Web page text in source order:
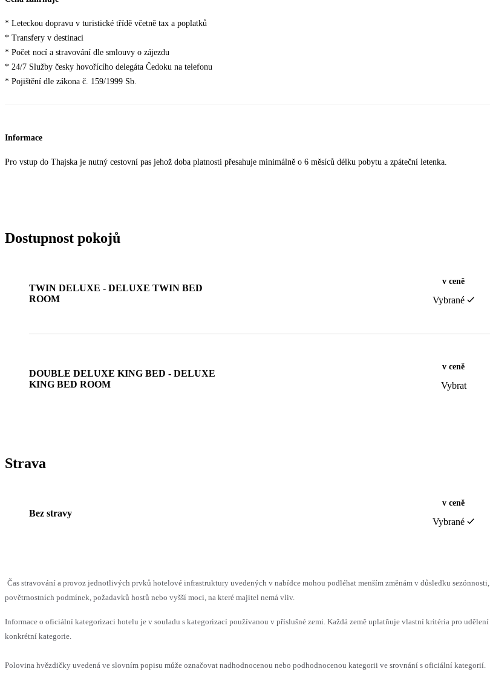
* Leteckou dopravu v turistické třídě včetně tax a poplatků
* Transfery v destinaci
* Počet nocí a stravování dle smlouvy o zájezdu
* 24/7 Služby česky hovořícího delegáta Čedoku na telefonu
* Pojištění dle zákona č. 159/1999 Sb.
Informace
Pro vstup do Thajska je nutný cestovní pas jehož doba platnosti přesahuje minimálně o 6 měsíců délku pobytu a zpáteční letenka.
Dostupnost pokojů
TWIN DELUXE - DELUXE TWIN BED
ROOM
v ceně
Vybrané
DOUBLE DELUXE KING BED - DELUXE
KING BED ROOM
v ceně
Vybrat
Strava
Bez stravy
v ceně
Vybrané
Čas stravování a provoz jednotlivých prvků hotelové infrastruktury uvedených v nabídce mohou podléhat menším změnám v důsledku sezónnosti,
povětrnostních podmínek, požadavků hostů nebo vyšší moci, na které majitel nemá vliv.
Informace o oficiální kategorizaci hotelu je v souladu s kategorizací používanou v příslušné zemi. Každá země uplatňuje vlastní kritéria pro udělení
konkrétní kategorie.
Polovina hvězdičky uvedená ve slovním popisu může označovat nadhodnocenou nebo podhodnocenou kategorii ve srovnání s oficiální kategorií.